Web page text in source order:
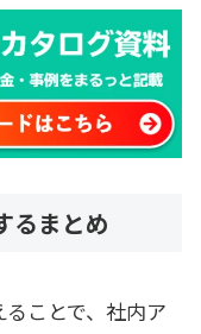
るまとめ
ことで、社内ア